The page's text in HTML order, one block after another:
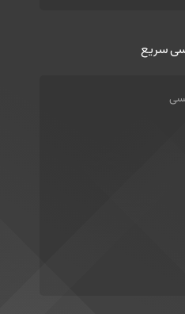
سریع